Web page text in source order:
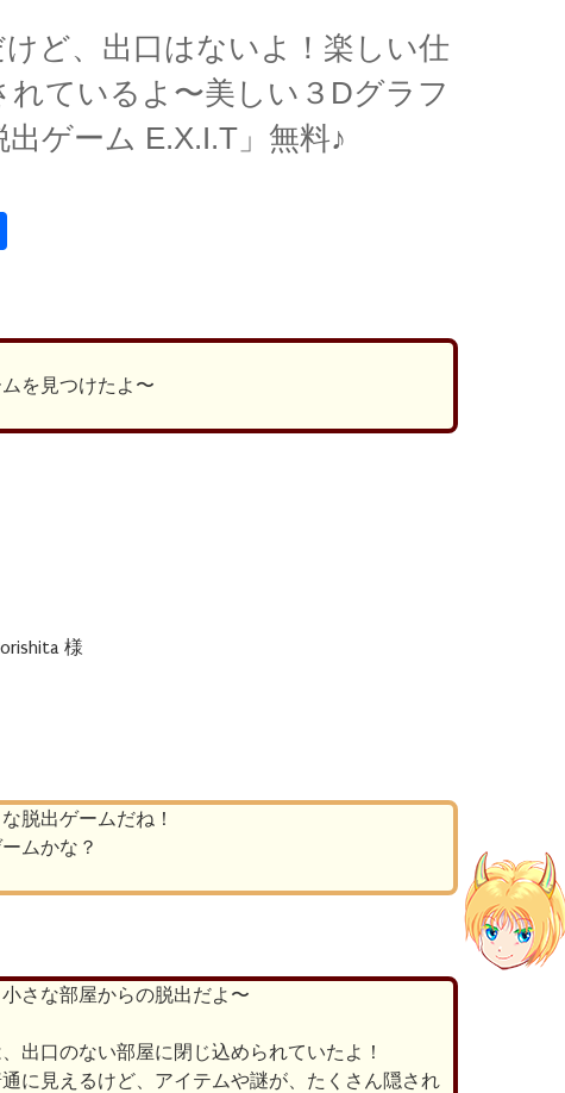
ど、出口はないよ！楽しい仕
ているよ〜美しい３Dグラフ
ゲーム E.X.I.T」無料♪
を見つけたよ〜
様
脱出ゲームだね！
ムかな？
さな部屋からの脱出だよ〜
出口のない部屋に閉じ込められていたよ！
に見えるけど、アイテムや謎が、たくさん隠され